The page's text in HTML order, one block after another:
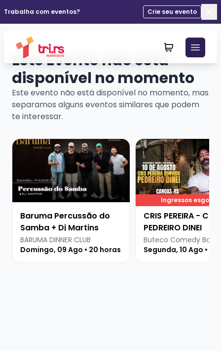
Trabalha com eventos?
Crie seu evento
Este Evento não está
disponível no momento
Este evento não está disponível no momento, mas
separamos alguns eventos similares que podem
te interessar.
Veja mais sobre Baruma Percussão do Samba + Dj
Baruma Percussão do
Samba + Dj Martins
BARUMA DINNER CLUB
Domingo, 09 Ago • 20 horas
Veja mais sobre CRIS
Ingressos
CRIS PEREIRA -
PEDREIRO DINEI
Segunda, 10 Ago •